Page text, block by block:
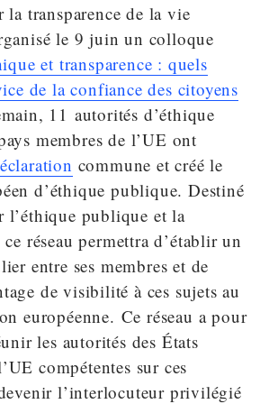
transparence de la vie
le 9 juin un colloque
et transparence : quels
de la confiance des citoyens
11 autorités d’éthique
membres de l’UE ont
commune et créé le
d’éthique publique. Destiné
l’éthique publique et la
réseau permettra d’établir un
entre ses membres et de
de visibilité à ces sujets au
européenne. Ce réseau a pour
les autorités des États
compétentes sur ces
l’interlocuteur privilégié